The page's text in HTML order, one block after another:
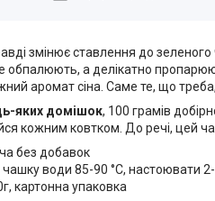
змінює ставлення до
обпалюють, а делікатно
аромат сіна. Саме те, що
яких домішок, 100 грамів
кожним ковтком. До речі, цей
без добавок
чашку води 85-90 °C, настоювати
картонна упаковка